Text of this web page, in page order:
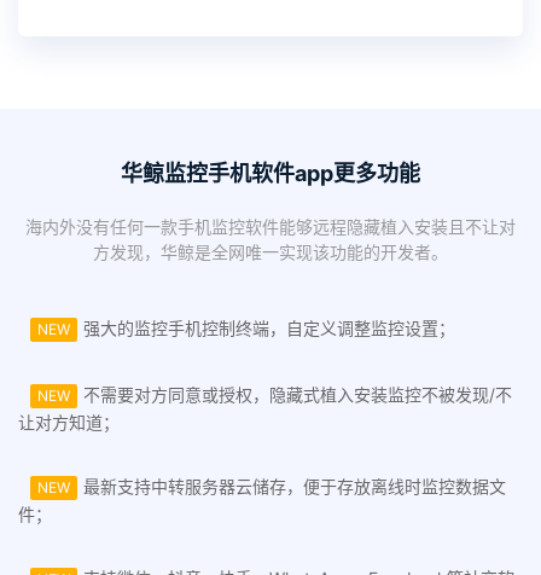
华鲸监控手机软件app更多功能
海内外没有任何一款手机监控软件能够远程隐藏植入安装且不让对
方发现，华鲸是全网唯一实现该功能的开发者。
NEW 强大的监控手机控制终端，自定义调整监控设置；
NEW
不需要对方同意或授权，隐藏式植入安装监控不被发现/不
让对方知道；
NEW
最新支持中转服务器云储存，便于存放离线时监控数据文
件；